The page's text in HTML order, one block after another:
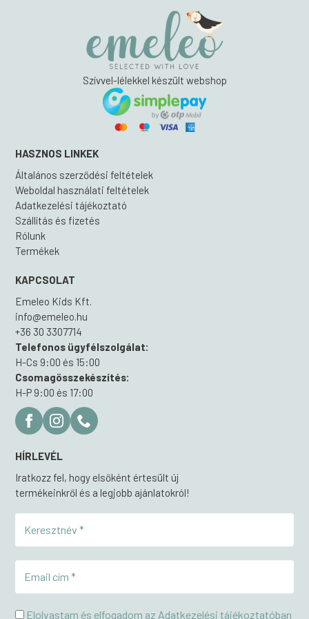
Szívvel-lélekkel készült webshop
HASZNOS LINKEK
Általános szerződési feltételek
Weboldal használati feltételek
Adatkezelési tájékoztató
Szállítás és fizetés
Rólunk
Termékek
KAPCSOLAT
Emeleo Kids Kft.
info@emeleo.hu
+36 30 3307714
Telefonos ügyfélszolgálat:
H-Cs 9:00 és 15:00
Csomagösszekészítés:
H-P 9:00 és 17:00
HÍRLEVÉL
Iratkozz fel, hogy elsőként értesült új
termékeinkről és a legjobb ajánlatokról!
Elolvastam és elfogadom az Adatkezelési tájékoztatóban